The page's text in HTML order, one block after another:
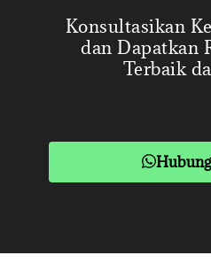
Konsultasikan
dan Dapatkan
Terbaik